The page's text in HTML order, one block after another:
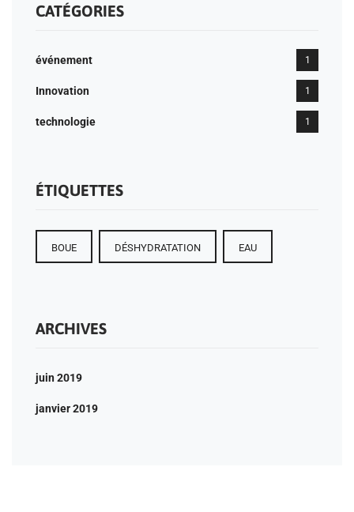
CATÉGORIES
événement 1
Innovation 1
technologie 1
ÉTIQUETTES
BOUE DÉSHYDRATATION EAU
ARCHIVES
juin 2019
janvier 2019